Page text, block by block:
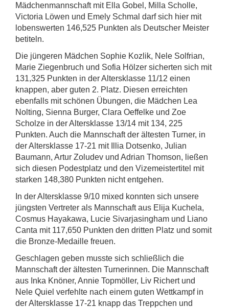
Mädchenmannschaft mit Ella Gobel, Milla Scholle,
Victoria Löwen und Emely Schmal darf sich hier mit
lobenswerten 146,525 Punkten als Deutscher Meister
betiteln.
Die jüngeren Mädchen Sophie Kozlik, Nele Solfrian,
Marie Ziegenbruch und Sofia Hölzer sicherten sich mit
131,325 Punkten in der Altersklasse 11/12 einen
knappen, aber guten 2. Platz. Diesen erreichten
ebenfalls mit schönen Übungen, die Mädchen Lea
Nolting, Sienna Burger, Clara Oeffelke und Zoe
Scholze in der Altersklasse 13/14 mit 134, 225
Punkten. Auch die Mannschaft der ältesten Turner, in
der Altersklasse 17-21 mit Illia Dotsenko, Julian
Baumann, Artur Zoludev und Adrian Thomson, ließen
sich diesen Podestplatz und den Vizemeistertitel mit
starken 148,380 Punkten nicht entgehen.
In der Altersklasse 9/10 mixed konnten sich unsere
jüngsten Vertreter als Mannschaft aus Elija Kuchela,
Cosmus Hayakawa, Lucie Sivarjasingham und Liano
Canta mit 117,650 Punkten den dritten Platz und somit
die Bronze-Medaille freuen.
Geschlagen geben musste sich schließlich die
Mannschaft der ältesten Turnerinnen. Die Mannschaft
aus Inka Knöner, Annie Topmöller, Liv Richert und
Nele Quiel verfehlte nach einem guten Wettkampf in
der Altersklasse 17-21 knapp das Treppchen und